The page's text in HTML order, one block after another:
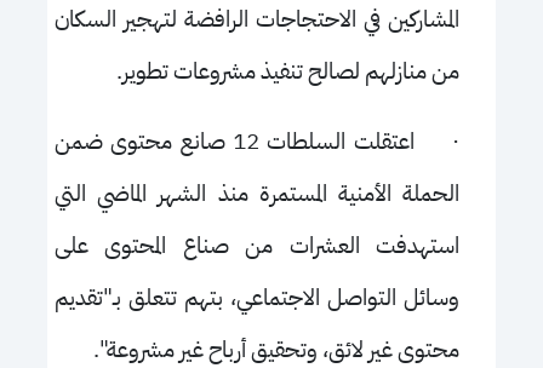
المشاركين في الاحتجاجات الرافضة لتهجير السكان
من منازلهم لصالح تنفيذ مشروعات تطوير.
·
اعتقلت السلطات 12 صانع محتوى ضمن
الحملة الأمنية المستمرة منذ الشهر الماضي التي
استهدفت العشرات من صناع المحتوى على
وسائل التواصل الاجتماعي، بتهم تتعلق بـ"تقديم
محتوى غير لائق، وتحقيق أرباح غير مشروعة".